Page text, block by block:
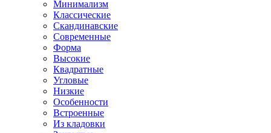
Минимализм
Классические
Скандинавские
Современные
Форма
Высокие
Квадратные
Угловые
Низкие
Особенности
Встроенные
Из кладовки